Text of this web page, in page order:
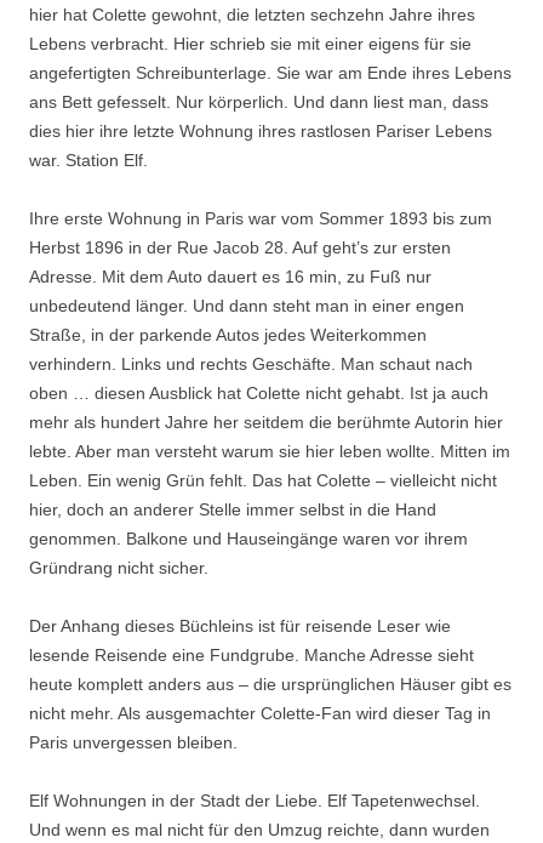
hier hat Colette gewohnt, die letzten sechzehn Jahre ihres
Lebens verbracht. Hier schrieb sie mit einer eigens für sie
angefertigten Schreibunterlage. Sie war am Ende ihres Lebens
ans Bett gefesselt. Nur körperlich. Und dann liest man, dass
dies hier ihre letzte Wohnung ihres rastlosen Pariser Lebens
war. Station Elf.
Ihre erste Wohnung in Paris war vom Sommer 1893 bis zum
Herbst 1896 in der Rue Jacob 28. Auf geht’s zur ersten
Adresse. Mit dem Auto dauert es 16 min, zu Fuß nur
unbedeutend länger. Und dann steht man in einer engen
Straße, in der parkende Autos jedes Weiterkommen
verhindern. Links und rechts Geschäfte. Man schaut nach
oben … diesen Ausblick hat Colette nicht gehabt. Ist ja auch
mehr als hundert Jahre her seitdem die berühmte Autorin hier
lebte. Aber man versteht warum sie hier leben wollte. Mitten im
Leben. Ein wenig Grün fehlt. Das hat Colette – vielleicht nicht
hier, doch an anderer Stelle immer selbst in die Hand
genommen. Balkone und Hauseingänge waren vor ihrem
Gründrang nicht sicher.
Der Anhang dieses Büchleins ist für reisende Leser wie
lesende Reisende eine Fundgrube. Manche Adresse sieht
heute komplett anders aus – die ursprünglichen Häuser gibt es
nicht mehr. Als ausgemachter Colette-Fan wird dieser Tag in
Paris unvergessen bleiben.
Elf Wohnungen in der Stadt der Liebe. Elf Tapetenwechsel.
Und wenn es mal nicht für den Umzug reichte, dann wurden